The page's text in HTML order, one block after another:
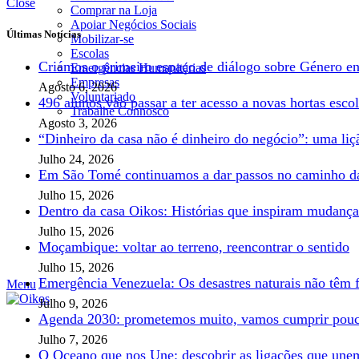
Comprar na Loja
Apoiar Negócios Sociais
Mobilizar-se
Escolas
Emergências Humanitárias
Empresas
Voluntariado
Trabalhe Connosco
Menu
Close
Últimas Notícias
Criámos o primeiro espaço de diálogo sobre Género
Agosto 6, 2026
496 alunos vão passar a ter acesso a novas hortas
Agosto 3, 2026
“Dinheiro da casa não é dinheiro do negócio”: uma
Julho 24, 2026
Em São Tomé continuamos a dar passos no caminho
Julho 15, 2026
Dentro da casa Oikos: Histórias que inspiram
Julho 15, 2026
Moçambique: voltar ao terreno, reencontrar o sentido
Julho 15, 2026
Emergência Venezuela: Os desastres naturais não
Julho 9, 2026
Agenda 2030: prometemos muito, vamos cumprir
Julho 7, 2026
O Oceano que nos Une: descobrir as ligações que